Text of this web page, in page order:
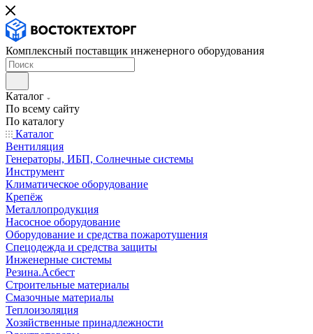
Комплексный поставщик инженерного оборудования
Каталог
По всему сайту
По каталогу
Каталог
Вентиляция
Генераторы, ИБП, Солнечные системы
Инструмент
Климатическое оборудование
Крепёж
Металлопродукция
Насосное оборудование
Оборудование и средства пожаротушения
Спецодежда и средства защиты
Инженерные системы
Резина.Асбест
Строительные материалы
Смазочные материалы
Теплоизоляция
Хозяйственные принадлежности